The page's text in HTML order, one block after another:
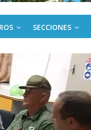
SECCIONES